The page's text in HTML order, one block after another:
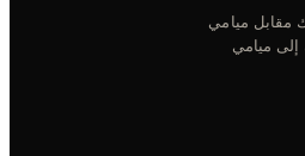
مقابل ميامي
إلى ميامي